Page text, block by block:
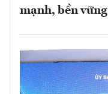
mạnh, bền vững